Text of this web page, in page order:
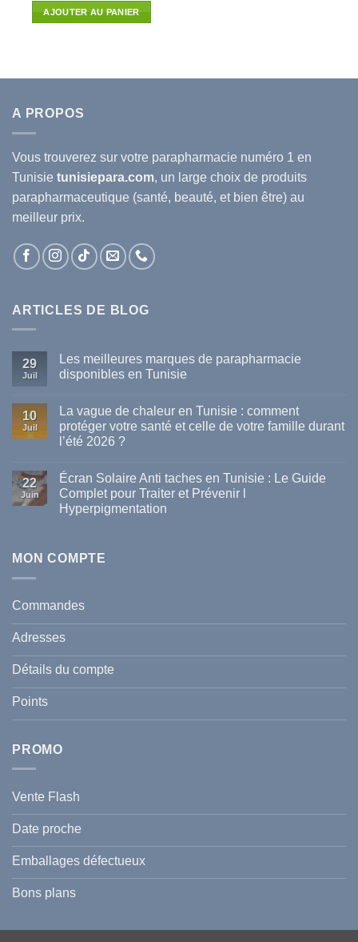
initial
était :
AJOUTER AU PANIER
A PROPOS
Vous trouverez sur votre parapharmacie numéro 1 en
Tunisie tunisiepara.com, un large choix de produits
parapharmaceutique (santé, beauté, et bien être) au
meilleur prix.
ARTICLES DE BLOG
29
Juil
Les meilleures marques de parapharmacie
disponibles en Tunisie
sur
meilleures
marques
disponibles
en
Tunisie
10
Juil
La vague de chaleur en Tunisie : comment
protéger votre santé et celle de votre famille durant
l’été 2026 ?
sur
La
vague
de
comment
et
celle
de
votre
famille
durant
l’été
2026
?
22
Juin
Écran Solaire Anti taches en Tunisie : Le Guide
Complet pour Traiter et Prévenir l
Hyperpigmentation
Écran
Solaire
Tunisie
Guide
pour
Traiter
Prévenir
MON COMPTE
Commandes
Adresses
Détails du compte
Points
PROMO
Vente Flash
Date proche
Emballages défectueux
Bons plans